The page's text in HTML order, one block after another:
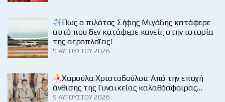
Πως ο πιλότος Σήφης Μιγάδης κατάφερε
αυτό που δεν κατάφερε κανείς στην ιστορία
της αεροπλοΐας!
9 ΑΥΓΟΎΣΤΟΥ 2026
Χαρούλα Χριστοδούλου: Από την εποχή
άνθισης της Γυναικείας καλαθόσφαιρας…
9 ΑΥΓΟΎΣΤΟΥ 2026